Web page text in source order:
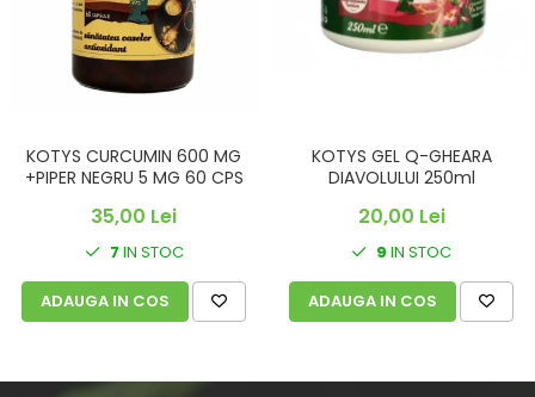
KOTYS CURCUMIN 600 MG
+PIPER NEGRU 5 MG 60 CPS
35,00 Lei
7 IN STOC
ADAUGA IN COS
KOTYS GEL Q-GHEARA
DIAVOLULUI 250ml
20,00 Lei
9 IN STOC
ADAUGA IN COS